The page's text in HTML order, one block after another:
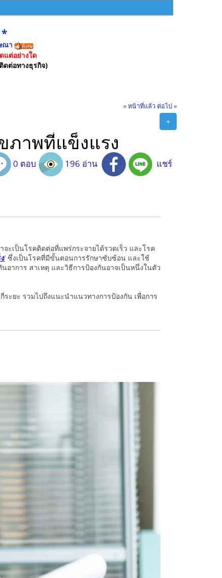
*
ณา
แต่อย่างใด
ต่อทางธุรกิจ)
« หน้าที่แล้ว ต่อไป »
+
ภาพที่แข็งแรง
0 ตอบ 196 อ่าน แชร์
ะเป็นโรคติดต่อที่แพร่กระจายได้รวดเร็ว และโรค
’ ซึ่งเป็นโรคที่มีขั้นตอนการรักษาซับซ้อน และใช้
อาการ สาเหตุ และวิธีการป้องกันอาจเป็นหนึ่งในตัว
ระยะ รวมไปถึงแนะนำแนวทางการป้องกัน เพื่อการ